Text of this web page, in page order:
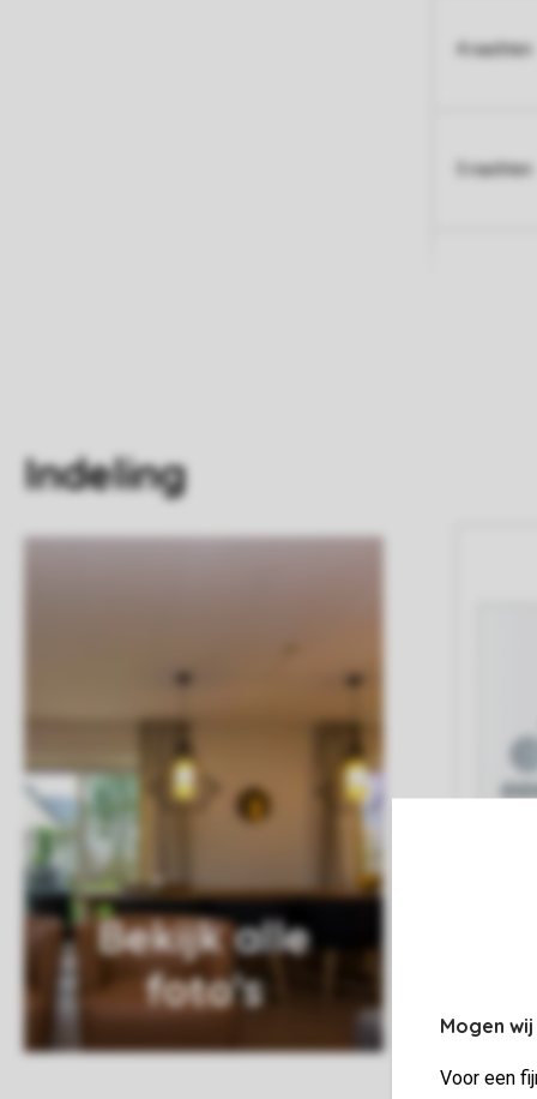
Mogen
Voor een
4 nachten
5 nachten
Indeling
Bekijk alle
foto's